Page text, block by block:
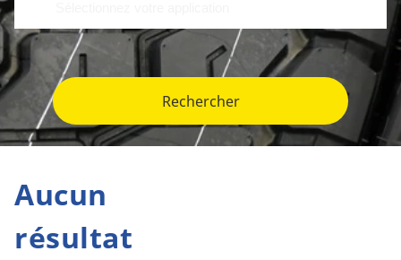
Rechercher
Aucun
résultat